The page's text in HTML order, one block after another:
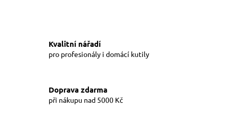
Kvalitní nářadí
pro profesionály i domácí kutily
Doprava zdarma
při nákupu nad 5000 Kč